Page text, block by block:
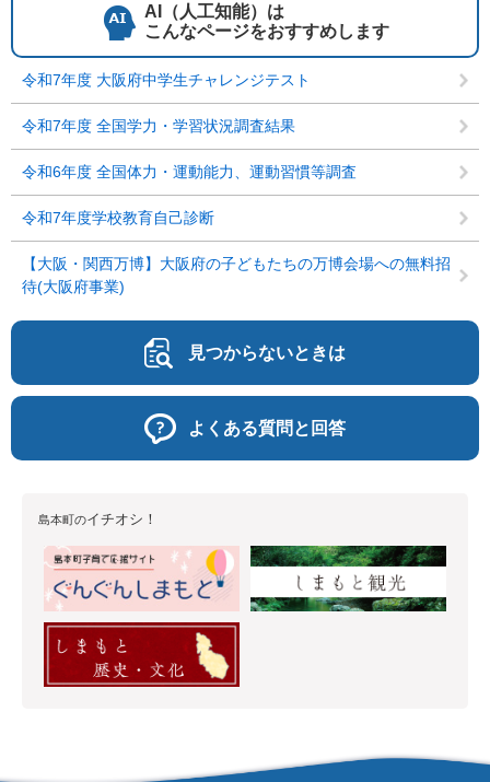
AI（人工知能）は
こんなページをおすすめします
令和7年度 大阪府中学生チャレンジテスト
令和7年度 全国学力・学習状況調査結果
令和6年度 全国体力・運動能力、運動習慣等調査
令和7年度学校教育自己診断
【大阪・関西万博】大阪府の子どもたちの万博会場への無料招
待(大阪府事業)
見つからないときは
よくある質問と回答
島本町のイチオシ！